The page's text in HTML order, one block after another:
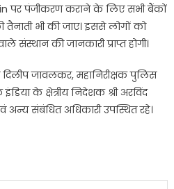
पर पंजीकरण कराने के लिए सभी बैंकों
भी की जाए। इससे लोगों को
संस्थान की जानकारी प्राप्त होगी।
जावलकर, महानिरीक्षक पुलिस
के क्षेत्रीय निदेशक श्री अरविंद
अन्य संबंधित अधिकारी उपस्थित रहे।